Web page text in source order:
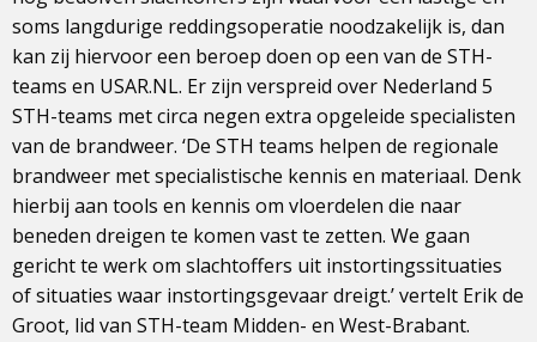
soms langdurige reddingsoperatie noodzakelijk is, dan
kan zij hiervoor een beroep doen op een van de STH-
teams en USAR.NL. Er zijn verspreid over Nederland 5
STH-teams met circa negen extra opgeleide specialisten
van de brandweer. ‘De STH teams helpen de regionale
brandweer met specialistische kennis en materiaal. Denk
hierbij aan tools en kennis om vloerdelen die naar
beneden dreigen te komen vast te zetten. We gaan
gericht te werk om slachtoffers uit instortingssituaties
of situaties waar instortingsgevaar dreigt.’ vertelt Erik de
Groot, lid van STH-team Midden- en West-Brabant.